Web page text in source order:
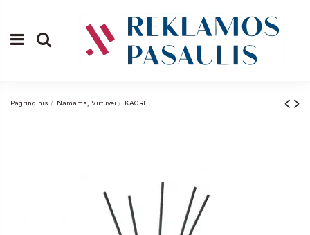
Pagrindinis Namams, Virtuvei KAORI